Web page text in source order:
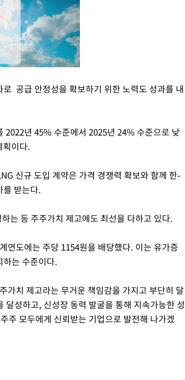
공급 안정성을 확보하기 위한 노력도 성과를 내
2022년 45% 수준에서 2025년 24% 수준으로 낮
획이다.
신규 도입 계약은 가격 경쟁력 확보와 함께 한-
를 받는다.
는 등 주주가치 제고에도 최선을 다하고 있다.
연도에는 주당 1154원을 배당했다. 이는 유가증
는 수준이다.
가치 제고라는 무거운 책임감을 가지고 부단히 달
성하고, 신성장 동력 발굴을 통해 지속가능한 성
주 모두에게 신뢰받는 기업으로 발전해 나가겠